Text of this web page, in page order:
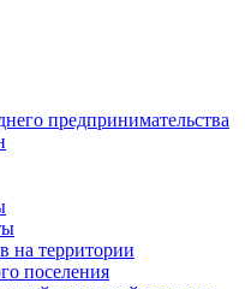
предпринимательства
на территории
поселения